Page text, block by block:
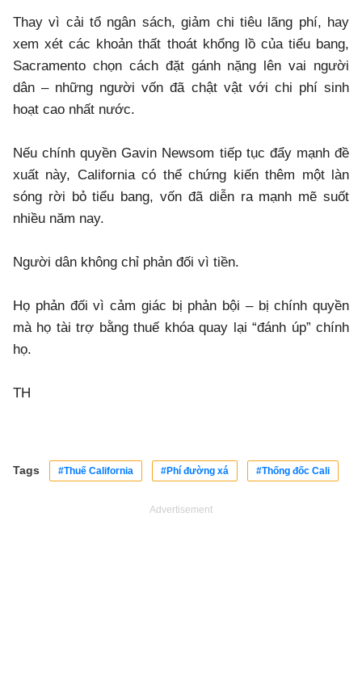
Thay vì cải tổ ngân sách, giảm chi tiêu lãng phí, hay
xem xét các khoản thất thoát khổng lồ của tiểu bang,
Sacramento chọn cách đặt gánh nặng lên vai người
dân – những người vốn đã chật vật với chi phí sinh
hoạt cao nhất nước.
Nếu chính quyền Gavin Newsom tiếp tục đẩy mạnh đề
xuất này, California có thể chứng kiến thêm một làn
sóng rời bỏ tiểu bang, vốn đã diễn ra mạnh mẽ suốt
nhiều năm nay.
Người dân không chỉ phản đối vì tiền.
Họ phản đối vì cảm giác bị phản bội – bị chính quyền
mà họ tài trợ bằng thuế khóa quay lại “đánh úp” chính
họ.
TH
Tags #Thuế California #Phí đường xá #Thống đốc Cali
Advertisement